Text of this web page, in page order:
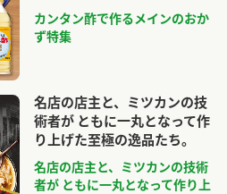
カンタン酢で作るメインのおか
ず特集
名店の店主と、ミツカンの技
術者が ともに一丸となって作
り上げた至極の逸品たち。
名店の店主と、ミツカンの技術
者が ともに一丸となって作り上